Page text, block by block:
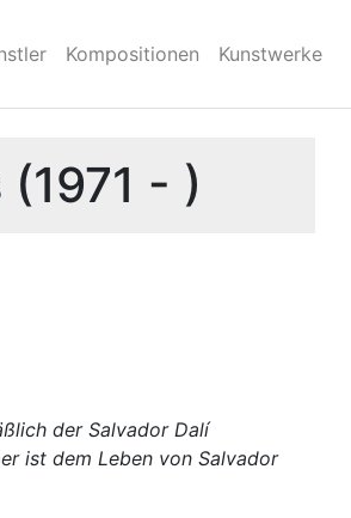
Kompositionen Kunstwerke
- )
der Salvador Dalí
ist dem Leben von Salvador